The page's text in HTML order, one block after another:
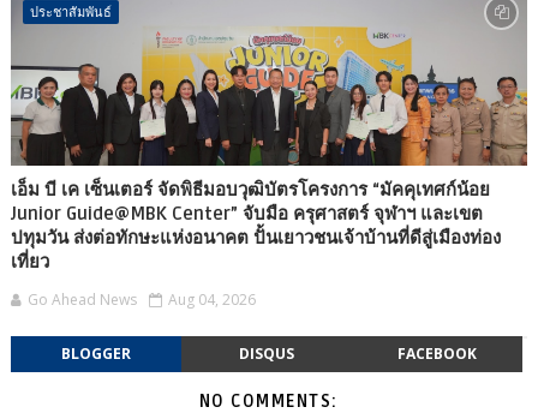
ประชาสัมพันธ์
เอ็ม บี เค เซ็นเตอร์ จัดพิธีมอบวุฒิบัตรโครงการ “มัคคุเทศก์น้อย
Junior Guide@MBK Center” จับมือ ครุศาสตร์ จุฬาฯ และเขต
ปทุมวัน ส่งต่อทักษะแห่งอนาคต ปั้นเยาวชนเจ้าบ้านที่ดีสู่เมืองท่อง
เที่ยว
Go Ahead News Aug 04, 2026
BLOGGER DISQUS FACEBOOK
NO COMMENTS: